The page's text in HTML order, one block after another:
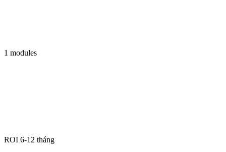
1 modules
ROI 6-12 tháng